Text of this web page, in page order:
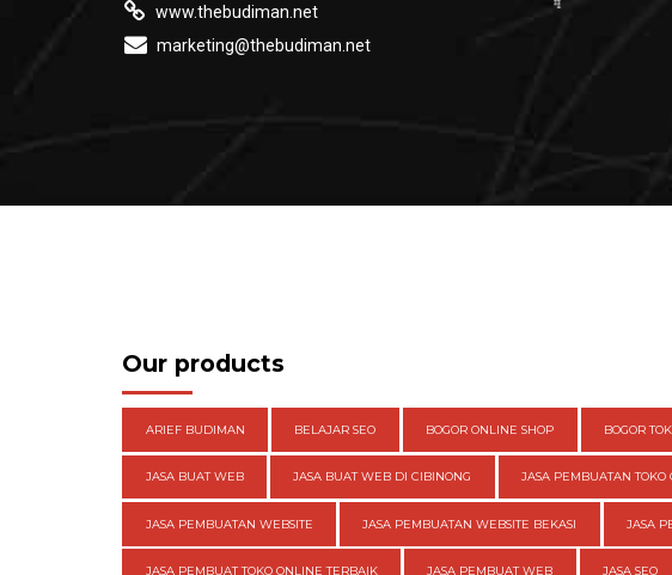
www.thebudiman.net
marketing@thebudiman.net
Our products
ARIEF BUDIMAN BELAJAR SEO BOGOR ONLINE SHOP BOGOR
JASA BUAT WEB JASA BUAT WEB DI CIBINONG JASA PEMBUATAN TOKO
JASA PEMBUATAN WEBSITE JASA PEMBUATAN WEBSITE BEKASI JASA
JASA PEMBUAT TOKO ONLINE TERBAIK JASA PEMBUAT WEB JASA SEO